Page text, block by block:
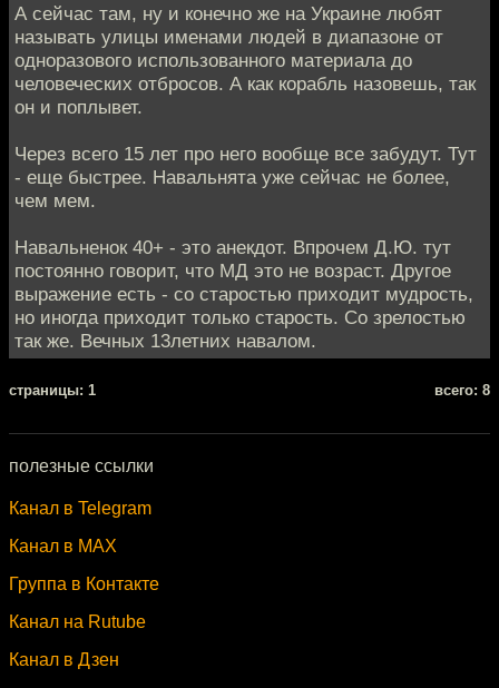
А сейчас там, ну и конечно же на Украине любят
называть улицы именами людей в диапазоне от
одноразового использованного материала до
человеческих отбросов. А как корабль назовешь, так
он и поплывет.
Через всего 15 лет про него вообще все забудут. Тут
- еще быстрее. Навальнята уже сейчас не более,
чем мем.
Навальненок 40+ - это анекдот. Впрочем Д.Ю. тут
постоянно говорит, что МД это не возраст. Другое
выражение есть - со старостью приходит мудрость,
но иногда приходит только старость. Со зрелостью
так же. Вечных 13летних навалом.
cтраницы: 1 всего: 8
полезные ссылки
Канал в Telegram
Канал в MAX
Группа в Контакте
Канал на Rutube
Канал в Дзен